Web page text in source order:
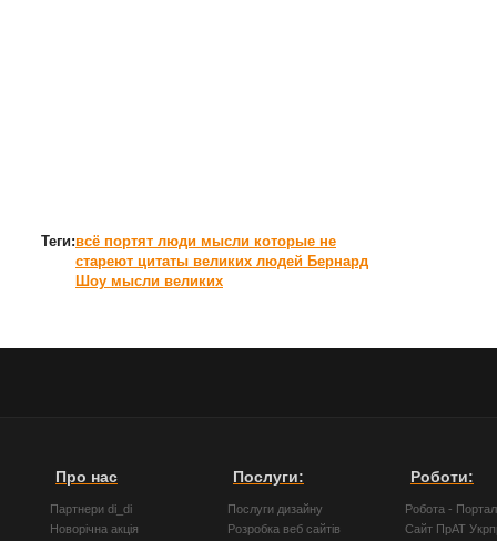
Теги:всё портят люди мысли которые не
стареют цитаты великих людей Бернард
Шоу мысли великих
Про нас
Партнери di_di
Новорічна акція
Послуги:
Послуги дизайну
Розробка веб сайтів
Роботи:
Робота -
Сайт ПрАТ